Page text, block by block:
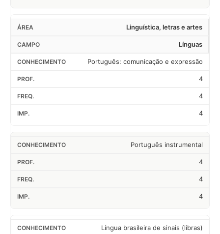
Linguística, letras e artes
Línguas
Português: comunicação e expressão
4
4
4
Português instrumental
4
4
4
Língua brasileira de sinais (libras)